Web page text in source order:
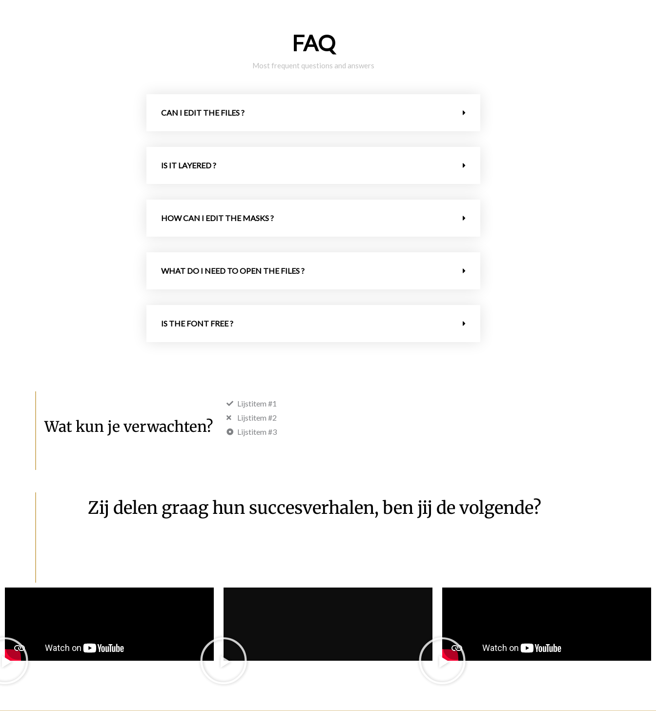
FAQ
Most frequent questions and answers
CAN I EDIT THE FILES ?
IS IT LAYERED ?
HOW CAN I EDIT THE MASKS ?
WHAT DO I NEED TO OPEN THE FILES ?
IS THE FONT FREE ?
Wat kun je verwachten?
Lijstitem #1
Lijstitem #2
Lijstitem #3
Zij delen graag hun succesverhalen, ben jij de volgende?